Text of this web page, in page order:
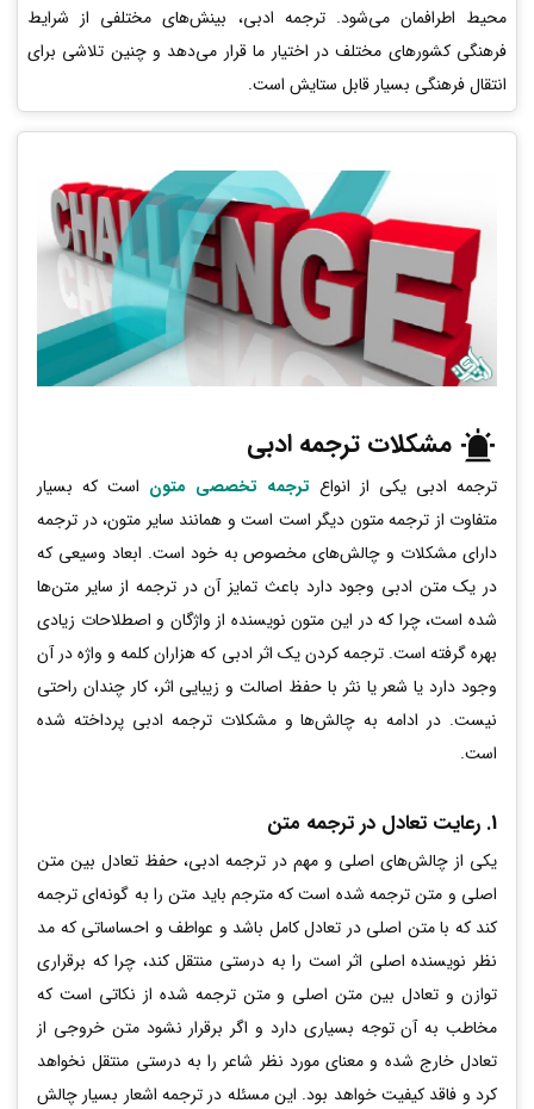
محیط اطرافمان می‌شود. ترجمه ادبی، بینش‌های مختلفی از شرایط
فرهنگی کشورهای مختلف در اختیار ما قرار می‌دهد و چنین تلاشی برای
انتقال فرهنگی بسیار قابل ستایش است.
مشکلات ترجمه ادبی
ترجمه ادبی یکی از انواع ترجمه تخصصی متون است که بسیار
متفاوت از ترجمه متون دیگر است است و همانند سایر متون، در ترجمه
دارای مشکلات و چالش‌های مخصوص به خود است. ابعاد وسیعی که
در یک متن ادبی وجود دارد باعث تمایز آن در ترجمه از سایر متن‌ها
شده است، چرا که در این متون نویسنده از واژگان و اصطلاحات زیادی
بهره گرفته است. ترجمه کردن یک اثر ادبی که هزاران کلمه و واژه در آن
وجود دارد یا شعر یا نثر با حفظ اصالت و زیبایی اثر، کار چندان راحتی
نیست. در ادامه به چالش‌ها و مشکلات ترجمه ادبی پرداخته شده
است.
1. رعایت تعادل در ترجمه متن
یکی از چالش‌های اصلی و مهم در ترجمه ادبی، حفظ تعادل بین متن
اصلی و متن ترجمه شده است که مترجم باید متن را به گونه‌ای ترجمه
کند که با متن اصلی در تعادل کامل باشد و عواطف و احساساتی که مد
نظر نویسنده اصلی اثر است را به درستی منتقل کند، چرا که برقراری
توازن و تعادل بین متن اصلی و متن ترجمه شده از نکاتی است که
مخاطب به آن توجه بسیاری دارد و اگر برقرار نشود متن خروجی از
تعادل خارج شده و معنای مورد نظر شاعر را به درستی منتقل نخواهد
کرد و فاقد کیفیت خواهد بود. این مسئله در ترجمه اشعار بسیار چالش